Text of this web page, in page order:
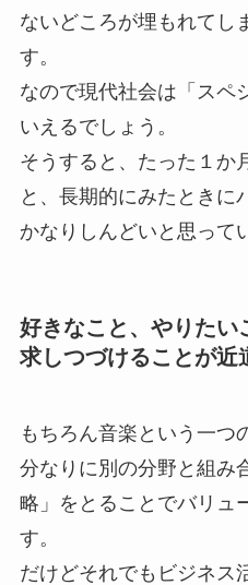
ないどころが埋もれてし
す。
なので現代社会は「スペ
いえるでしょう。
そうすると、たった１か
と、長期的にみたときに
かなりしんどいと思って
好きなこと、やりたい
求しつづけることが近
もちろん音楽という一つ
分なりに別の分野と組み
略」をとることでバリュ
す。
だけどそれでもビジネス